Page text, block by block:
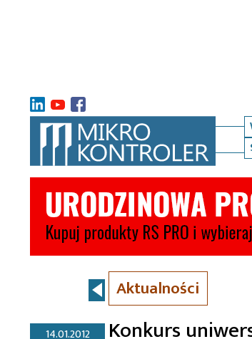
Aktualności
14.01.2012 Konkurs